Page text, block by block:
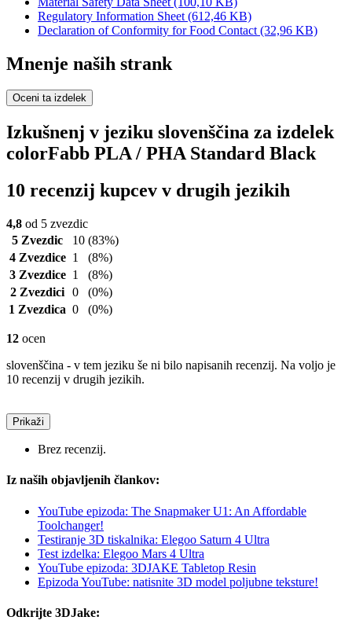
Regulatory Information Sheet (612,46 KB)
Declaration of Conformity for Food Contact (32,96 KB)
Mnenje naših strank
Oceni ta izdelek
Izkušnenj v jeziku slovenščina za izdelek
colorFabb PLA / PHA Standard Black
10 recenzij kupcev v drugih jezikih
4,8 od 5 zvezdic
5 Zvezdic
10 (83%)
4 Zvezdice 1
(8%)
3 Zvezdice 1
(8%)
2 Zvezdici 0
(0%)
1 Zvezdica 0 (0%)
12 ocen
slovenščina - v tem jeziku še ni bilo napisanih recenzij. Na voljo je
10 recenzij v drugih jezikih.
Prikaži
Brez recenzij.
Iz naših objavljenih člankov:
YouTube epizoda: The Snapmaker U1: An Affordable
Toolchanger!
Testiranje 3D tiskalnika: Elegoo Saturn 4 Ultra
Test izdelka: Elegoo Mars 4 Ultra
YouTube epizoda: 3DJAKE Tabletop Resin
Epizoda YouTube: natisnite 3D model poljubne teksture!
Odkrijte 3DJake: